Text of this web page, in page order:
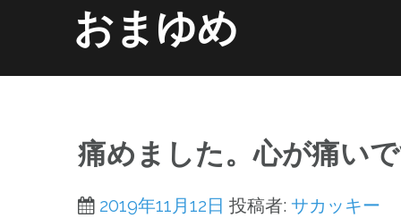
おまゆめ
痛めました。心が痛いで
2019年11月12日 投稿者: サカッキー